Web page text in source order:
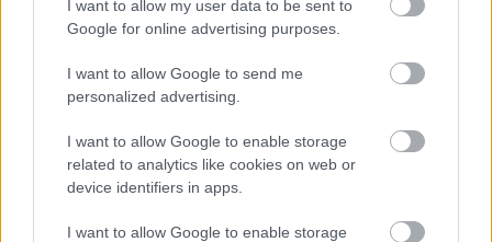
I want to allow my user data to be sent to
Google for online advertising purposes.
I want to allow Google to send me
personalized advertising.
I want to allow Google to enable storage
related to analytics like cookies on web or
device identifiers in apps.
I want to allow Google to enable storage